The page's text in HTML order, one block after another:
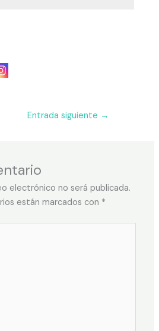
Entrada siguiente →
electrónico no será publicada.
están marcados con *